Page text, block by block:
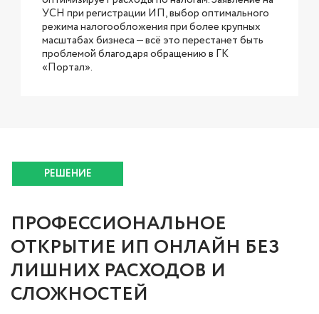
УСН при регистрации ИП, выбор оптимального
режима налогообложения при более крупных
масштабах бизнеса — всё это перестанет быть
проблемой благодаря обращению в ГК
«Портал».
РЕШЕНИЕ
ПРОФЕССИОНАЛЬНОЕ
ОТКРЫТИЕ ИП ОНЛАЙН БЕЗ
ЛИШНИХ РАСХОДОВ И
СЛОЖНОСТЕЙ